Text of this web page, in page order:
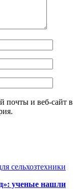
почты и веб-сайт в
сельхозтехники
ученые нашли